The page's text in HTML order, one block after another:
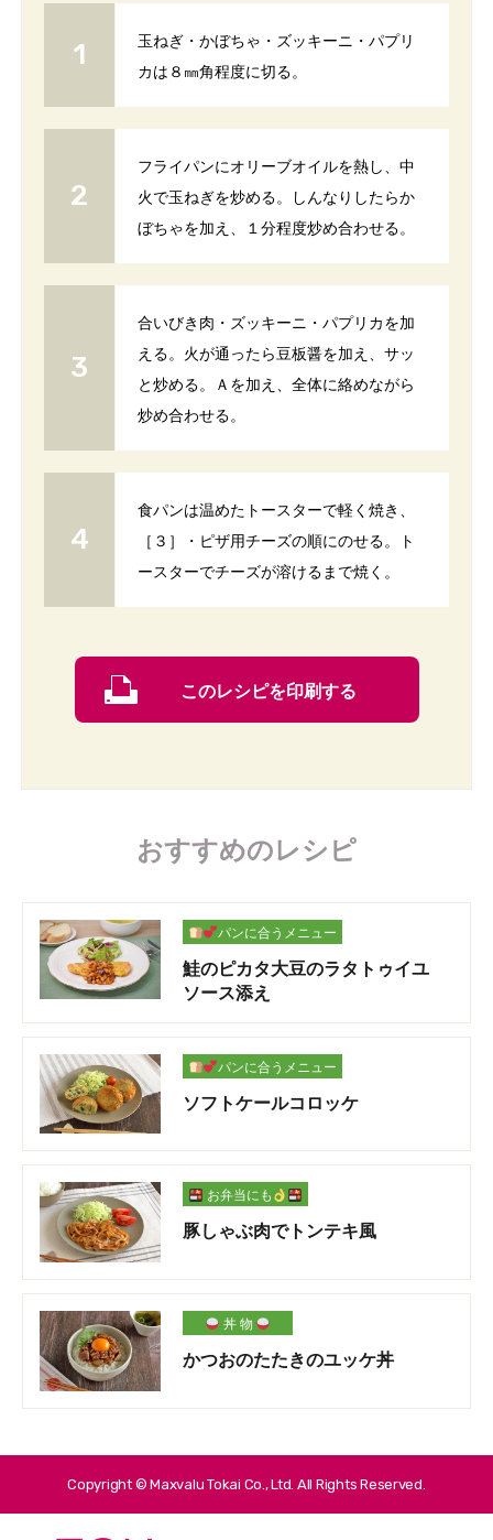
玉ねぎ・かぼちゃ・ズッキーニ・パプリ
カは８㎜角程度に切る。
フライパンにオリーブオイルを熱し、中
火で玉ねぎを炒める。しんなりしたらか
ぼちゃを加え、１分程度炒め合わせる。
合いびき肉・ズッキーニ・パプリカを加
える。火が通ったら豆板醤を加え、サッ
と炒める。Ａを加え、全体に絡めながら
炒め合わせる。
食パンは温めたトースターで軽く焼き、
［３］・ピザ用チーズの順にのせる。ト
ースターでチーズが溶けるまで焼く。
このレシピを印刷する
おすすめのレシピ
パンに合うメニュー
鮭のピカタ大豆のラタトゥイユ
ソース添え
パンに合うメニュー
ソフトケールコロッケ
お弁当にも
豚しゃぶ肉でトンテキ風
丼 物
かつおのたたきのユッケ丼
Copyright © Maxvalu Tokai Co., Ltd. All Rights Reserved.